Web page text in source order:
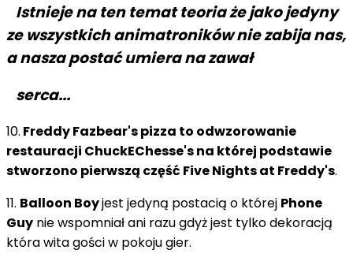
Istnieje na ten temat teoria że jako jedyny
ze wszystkich animatroników nie zabija nas,
a nasza postać umiera na zawał
serca...
10. Freddy Fazbear's pizza to odwzorowanie
restauracji ChuckEChesse's na której podstawie
stworzono pierwszą część Five Nights at Freddy's.
11. Balloon Boyjest jedyną postacią o której Phone
Guy nie wspomniał ani razu gdyż jest tylko dekoracją
która wita gości w pokoju gier.